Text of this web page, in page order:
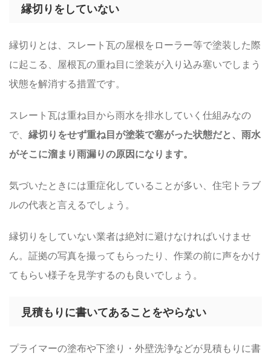
縁切りをしていない
縁切りとは、スレート瓦の屋根をローラー等で塗装した際
に起こる、屋根瓦の重ね目に塗装が入り込み塞いでしまう
状態を解消する措置です。
スレート瓦は重ね目から雨水を排水していく仕組みなの
で、 縁切りをせず重ね目が塗装で塞がった状態だと、雨水
がそこに溜まり雨漏りの原因になります。
気づいたときには重症化していることが多い、住宅トラブ
ルの代表と言えるでしょう。
縁切りをしていない業者は絶対に避けなければいけませ
ん。証拠の写真を撮ってもらったり、作業の前に声をかけ
てもらい様子を見学するのも良いでしょう。
見積もりに書いてあることをやらない
プライマーの塗布や下塗り・外壁洗浄などが見積もりに書